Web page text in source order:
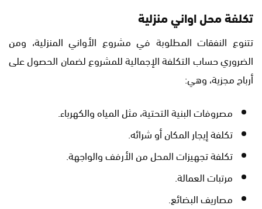
تكلفة محل اواني منزلية
تتنوع النفقات المطلوبة في مشروع الأواني المنزلية، ومن
الضروري حساب التكلفة الإجمالية للمشروع لضمان الحصول على
أرباح مجزية، وهي:
مصروفات البنية التحتية، مثل المياه والكهرباء.
تكلفة إيجار المكان أو شرائه.
تكلفة تجهيزات المحل من الأرفف والواجهة.
مرتبات العمالة.
مصاريف البضائع.